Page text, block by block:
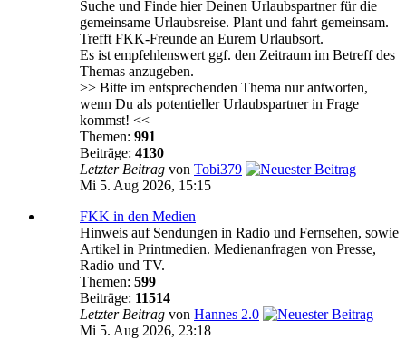
Suche und Finde hier Deinen Urlaubspartner für die
gemeinsame Urlaubsreise. Plant und fahrt gemeinsam.
Trefft FKK-Freunde an Eurem Urlaubsort.
Es ist empfehlenswert ggf. den Zeitraum im Betreff des
Themas anzugeben.
>> Bitte im entsprechenden Thema nur antworten,
wenn Du als potentieller Urlaubspartner in Frage
kommst! <<
Themen: 991
Beiträge: 4130
Letzter Beitrag von Tobi379
Mi 5. Aug 2026, 15:15
FKK in den Medien
Hinweis auf Sendungen in Radio und Fernsehen, sowie
Artikel in Printmedien. Medienanfragen von Presse,
Radio und TV.
Themen: 599
Beiträge: 11514
Letzter Beitrag von Hannes 2.0
Mi 5. Aug 2026, 23:18